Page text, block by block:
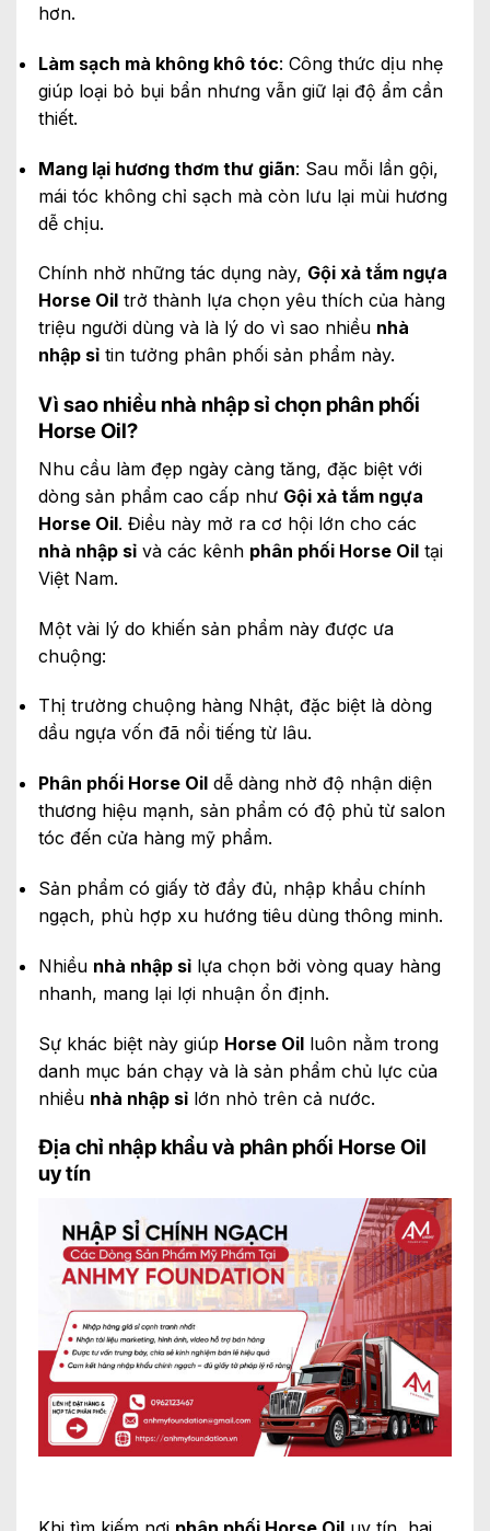
hơn.
Làm sạch mà không khô tóc: Công thức dịu nhẹ
giúp loại bỏ bụi bẩn nhưng vẫn giữ lại độ ẩm cần
thiết.
Mang lại hương thơm thư giãn: Sau mỗi lần gội,
mái tóc không chỉ sạch mà còn lưu lại mùi hương
dễ chịu.
Chính nhờ những tác dụng này, Gội xả tắm ngựa
Horse Oil trở thành lựa chọn yêu thích của hàng
triệu người dùng và là lý do vì sao nhiều nhà
nhập sỉ tin tưởng phân phối sản phẩm này.
Vì sao nhiều nhà nhập sỉ chọn phân phối
Horse Oil?
Nhu cầu làm đẹp ngày càng tăng, đặc biệt với
dòng sản phẩm cao cấp như Gội xả tắm ngựa
Horse Oil. Điều này mở ra cơ hội lớn cho các
nhà nhập sỉ và các kênh phân phối Horse Oil tại
Việt Nam.
Một vài lý do khiến sản phẩm này được ưa
chuộng:
Thị trường chuộng hàng Nhật, đặc biệt là dòng
dầu ngựa vốn đã nổi tiếng từ lâu.
Phân phối Horse Oil dễ dàng nhờ độ nhận diện
thương hiệu mạnh, sản phẩm có độ phủ từ salon
tóc đến cửa hàng mỹ phẩm.
Sản phẩm có giấy tờ đầy đủ, nhập khẩu chính
ngạch, phù hợp xu hướng tiêu dùng thông minh.
Nhiều nhà nhập sỉ lựa chọn bởi vòng quay hàng
nhanh, mang lại lợi nhuận ổn định.
Sự khác biệt này giúp Horse Oil luôn nằm trong
danh mục bán chạy và là sản phẩm chủ lực của
nhiều nhà nhập sỉ lớn nhỏ trên cả nước.
Địa chỉ nhập khẩu và phân phối Horse Oil
uy tín